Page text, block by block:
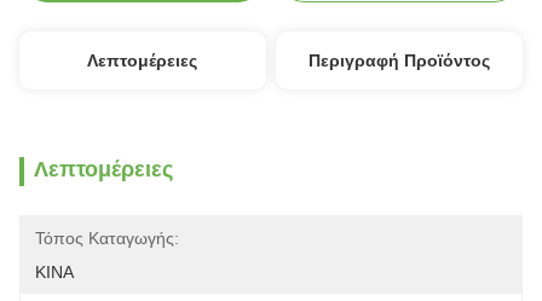
Λεπτομέρειες Περιγραφή Προϊόντος
Λεπτομέρειες
Τόπος Καταγωγής:
ΚΙΝΑ